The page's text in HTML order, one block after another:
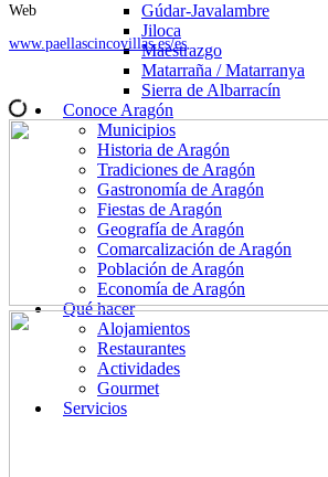
Gúdar-Javalambre
Jiloca
Maestrazgo
Matarraña / Matarranya
Sierra de Albarracín
Conoce Aragón
Municipios
Historia de Aragón
Tradiciones de Aragón
Gastronomía de Aragón
Fiestas de Aragón
Geografía de Aragón
Comarcalización de Aragón
Población de Aragón
Economía de Aragón
Qué hacer
Alojamientos
Restaurantes
Actividades
Gourmet
Servicios
Web
www.paellascincovillas.es/es